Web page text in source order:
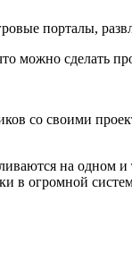
порталы,
можно сделать
со своими
на
в огромной